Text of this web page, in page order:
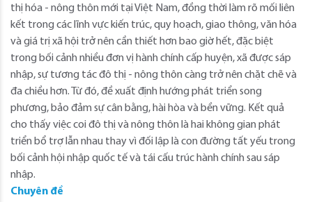
thị hóa - nông thôn mới tại Việt Nam, đồng thời làm rõ mối liên
kết trong các lĩnh vực kiến trúc, quy hoạch, giao thông, văn hóa
và giá trị xã hội trở nên cần thiết hơn bao giờ hết, đặc biệt
trong bối cảnh nhiều đơn vị hành chính cấp huyện, xã được sáp
nhập, sự tương tác đô thị - nông thôn càng trở nên chặt chẽ và
đa chiều hơn. Từ đó, đề xuất định hướng phát triển song
phương, bảo đảm sự cân bằng, hài hòa và bền vững. Kết quả
cho thấy việc coi đô thị và nông thôn là hai không gian phát
triển bổ trợ lẫn nhau thay vì đối lập là con đường tất yếu trong
bối cảnh hội nhập quốc tế và tái cấu trúc hành chính sau sáp
nhập.
Chuyên đề